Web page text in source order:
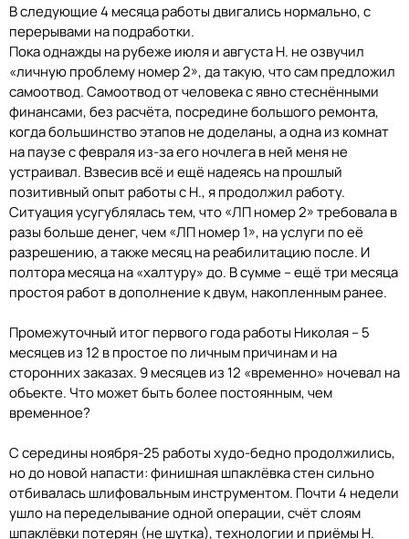
В следующие 4 месяца работы двигались нормально, с
перерывами на подработки.
Пока однажды на рубеже июля и августа Н. не озвучил
«личную проблему номер 2», да такую, что сам предложил
самоотвод. Самоотвод от человека с явно стеснёнными
финансами, без расчёта, посредине большого ремонта,
когда большинство этапов не доделаны, а одна из комнат
на паузе с февраля из-за его ночлега в ней меня не
устраивал. Взвесив всё и ещё надеясь на прошлый
позитивный опыт работы с Н., я продолжил работу.
Ситуация усугублялась тем, что «ЛП номер 2» требовала в
разы больше денег, чем «ЛП номер 1», на услуги по её
разрешению, а также месяц на реабилитацию после. И
полтора месяца на «халтуру» до. В сумме – ещё три месяца
простоя работ в дополнение к двум, накопленным ранее.
Промежуточный итог первого года работы Николая – 5
месяцев из 12 в простое по личным причинам и на
сторонних заказах. 9 месяцев из 12 «временно» ночевал на
объекте. Что может быть более постоянным, чем
временное?
С середины ноября-25 работы худо-бедно продолжились,
но до новой напасти: финишная шпаклёвка стен сильно
отбивалась шлифовальным инструментом. Почти 4 недели
ушло на переделывание одной операции, счёт слоям
шпаклёвки потерян (не шутка), технологии и приёмы Н.